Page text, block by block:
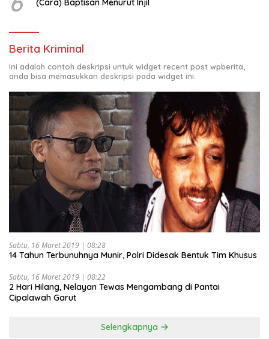
(Cara) Baptisan Menurut Injil
Berita Kriminal
Ini adalah contoh deskripsi untuk widget recent post wpberita,
anda bisa memasukkan deskripsi pada widget ini.
Sabtu, 16 Maret 2019 | 08:28
14 Tahun Terbunuhnya Munir, Polri Didesak Bentuk Tim Khusus
Sabtu, 16 Maret 2019 | 08:22
2 Hari Hilang, Nelayan Tewas Mengambang di Pantai
Cipalawah Garut
Selengkapnya